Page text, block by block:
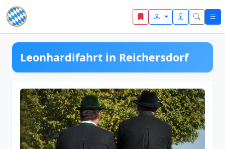
Zum Inhalt springen
Leonhardifahrt in Reichersdorf